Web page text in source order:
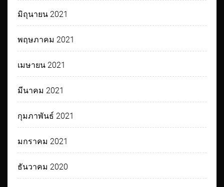
มิถุนายน 2021
พฤษภาคม 2021
เมษายน 2021
มีนาคม 2021
กุมภาพันธ์ 2021
มกราคม 2021
ธันวาคม 2020